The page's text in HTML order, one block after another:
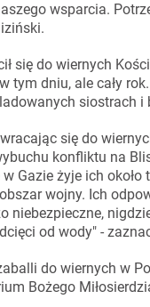
wsparcia.
się do wiernych
tym dniu, ale cały
siostrach i
się do
konfliktu na
Gazie żyje ich
wojny. Ich
niebezpieczne,
od wody" -
do wiernych w
Bożego